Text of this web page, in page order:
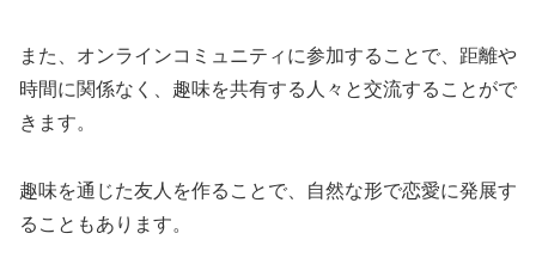
また、オンラインコミュニティに参加することで、距離や
時間に関係なく、趣味を共有する人々と交流することがで
きます。
趣味を通じた友人を作ることで、自然な形で恋愛に発展す
ることもあります。